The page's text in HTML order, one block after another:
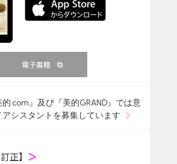
電子書籍
的.com』及び『美的GRAND』では意
シスタントを募集しています
正】 ＞